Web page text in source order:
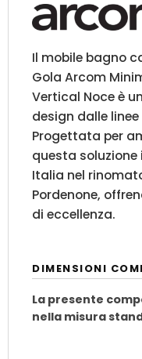
Il mobile bagno
Gola Arcom
Vertical Noce è
design dalle
Progettata per
questa
Italia nel
Pordenone,
di eccellenza.
DIMENSIONI
La presente
nella misura